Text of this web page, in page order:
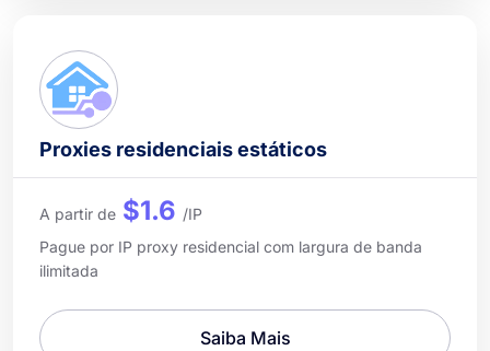
Proxies residenciais estáticos
A partir de $1.6 /IP
Pague por IP proxy residencial com largura de banda
ilimitada
Saiba Mais